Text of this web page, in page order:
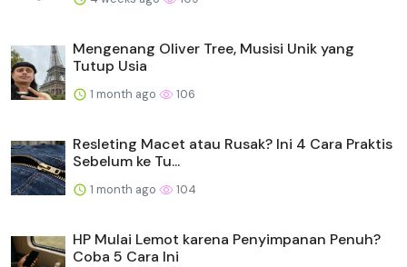
Mengenang Oliver Tree, Musisi Unik yang
Tutup Usia
1 month ago 106
Resleting Macet atau Rusak? Ini 4 Cara Praktis
Sebelum ke Tu...
1 month ago 104
HP Mulai Lemot karena Penyimpanan Penuh?
Coba 5 Cara Ini